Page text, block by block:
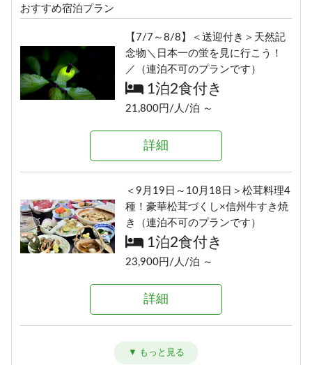
「りんごで育った信州牛」だけを
使った≪1泊2食最高級肉肉プラン
≫（連泊不可のプランです）
1泊2食付き
24,290円/人/泊 ～
詳細
ボリューム満点！変な肉プラン“肉
肉魚！？好きな料理を選べる”（連
泊不可のプランです）
1泊2食付き
16,700円/人/泊 ～
詳細
料理《熊の湯信州茸づくしプラ
おすすめ宿泊プラン
【7/7～8/8】＜送迎付き＞天然記
念物＼日本一の蛍を見に行こう！
／（連泊不可のプランです）
1泊2食付き
21,800円/人/泊 ～
詳細
＜9月19日～10月18日＞松茸料理4
種！豪華松茸づくし×信州牛すき焼
き（連泊不可のプランです）
1泊2食付き
23,900円/人/泊 ～
詳細